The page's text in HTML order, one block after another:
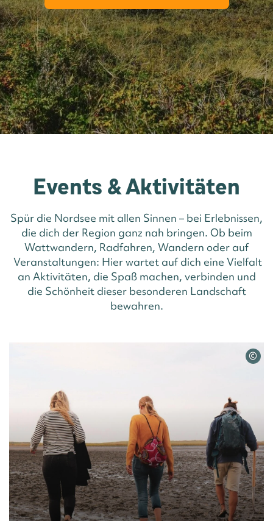
Events & Aktivitäten
Spür die Nordsee mit allen Sinnen – bei Erlebnissen,
die dich der Region ganz nah bringen. Ob beim
Wattwandern, Radfahren, Wandern oder auf
Veranstaltungen: Hier wartet auf dich eine Vielfalt
an Aktivitäten, die Spaß machen, verbinden und
die Schönheit dieser besonderen Landschaft
bewahren.
©